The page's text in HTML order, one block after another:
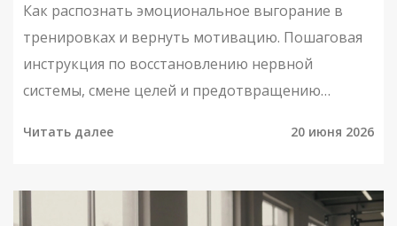
Как распознать эмоциональное выгорание в
тренировках и вернуть мотивацию. Пошаговая
инструкция по восстановлению нервной
системы, смене целей и предотвращению
Читать далее 20 июня 2026